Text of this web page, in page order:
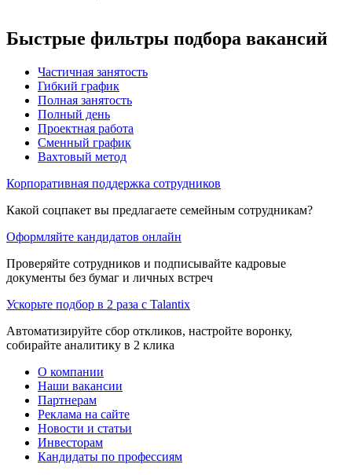
Быстрые фильтры подбора вакансий
Частичная занятость
Гибкий график
Полная занятость
Полный день
Проектная работа
Сменный график
Вахтовый метод
Корпоративная поддержка сотрудников
Какой соцпакет вы предлагаете семейным сотрудникам?
Оформляйте кандидатов онлайн
Проверяйте сотрудников и подписывайте кадровые
документы без бумаг и личных встреч
Ускорьте подбор в 2 раза с Talantix
Автоматизируйте сбор откликов, настройте воронку,
собирайте аналитику в 2 клика
О компании
Наши вакансии
Партнерам
Реклама на сайте
Новости и статьи
Инвесторам
Кандидаты по профессиям